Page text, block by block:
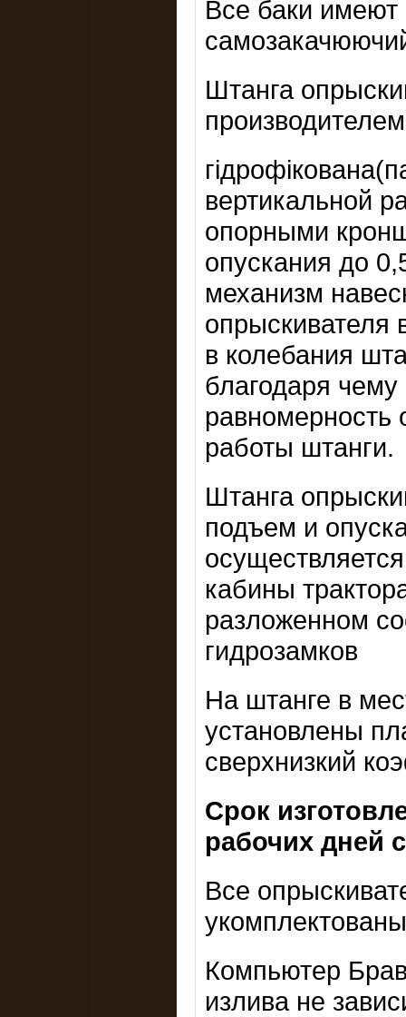
Все баки
Штанга
вертикальной
опорными
опускания до
механизм
опрыскивателя
в колебания
благодаря
равномерность
работы штанги.
Штанга
подъем и
кабины
разложенном
гидрозамков
На штанге в
установлены
сверхнизкий
Срок
рабочих дней
Все
Компьютер
излива не